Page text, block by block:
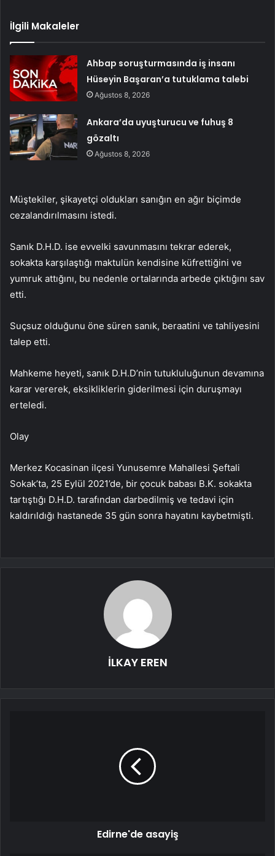
İlgili Makaleler
Ahbap soruşturmasında iş insanı
Hüseyin Başaran’a tutuklama talebi
Ağustos 8, 2026
Ankara’da uyuşturucu ve fuhuş 8
gözaltı
Ağustos 8, 2026
Müştekiler, şikayetçi oldukları sanığın en ağır biçimde
cezalandırılmasını istedi.
Sanık D.H.D. ise evvelki savunmasını tekrar ederek,
sokakta karşılaştığı maktulün kendisine küfrettiğini ve
yumruk attığını, bu nedenle ortalarında arbede çıktığını sav
etti.
Suçsuz olduğunu öne süren sanık, beraatini ve tahliyesini
talep etti.
Mahkeme heyeti, sanık D.H.D’nin tutukluluğunun devamına
karar vererek, eksikliklerin giderilmesi için duruşmayı
erteledi.
Olay
Merkez Kocasinan ilçesi Yunusemre Mahallesi Şeftali
Sokak’ta, 25 Eylül 2021’de, bir çocuk babası B.K. sokakta
tartıştığı D.H.D. tarafından darbedilmiş ve tedavi için
kaldırıldığı hastanede 35 gün sonra hayatını kaybetmişti.
İLKAY EREN
Edirne'de asayiş